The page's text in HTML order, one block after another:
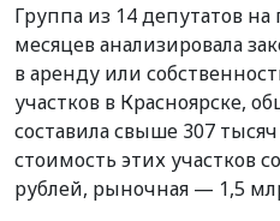
Группа из 14 депутатов
месяцев анализировала
в аренду или
участков в Красноярске,
составила свыше 307
стоимость этих участков
рублей, рыночная — 1,5